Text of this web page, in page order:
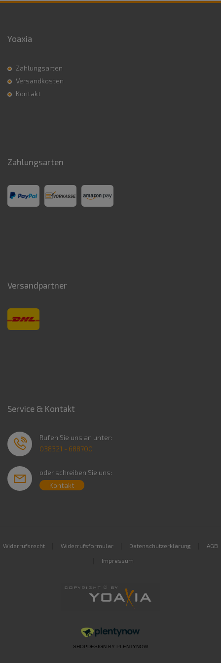
Yoaxia
Zahlungsarten
Versandkosten
Kontakt
Zahlungsarten
Versandpartner
Service & Kontakt
Rufen Sie uns an unter:
038321 - 688700
oder schreiben Sie uns:
Kontakt
Widerrufsrecht Widerrufsformular Datenschutzerklärung AGB
Impressum
SHOPDESIGN BY PLENTYNOW